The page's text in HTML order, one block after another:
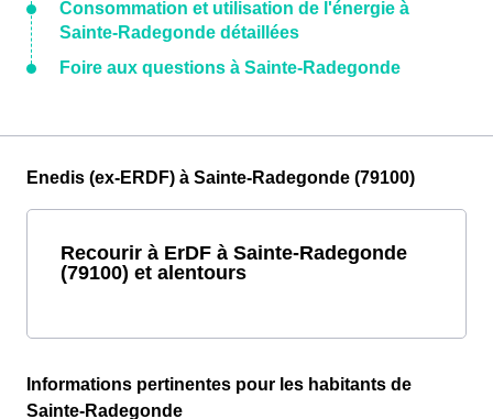
Consommation et utilisation de l'énergie à
Sainte-Radegonde détaillées
Foire aux questions à Sainte-Radegonde
Enedis (ex-ERDF) à Sainte-Radegonde (79100)
Recourir à ErDF à Sainte-Radegonde
(79100) et alentours
Informations pertinentes pour les habitants de
Sainte-Radegonde